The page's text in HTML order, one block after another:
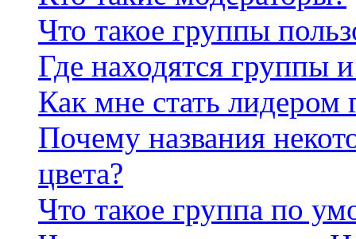
Что такое группы
Где находятся группы
Как мне стать лидером
Почему названия
цвета?
Что такое группа по